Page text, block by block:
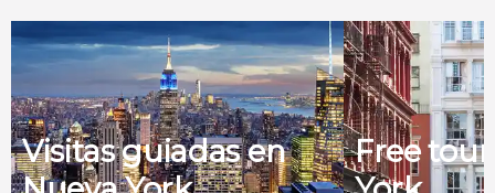
Visitas guiadas en
Free